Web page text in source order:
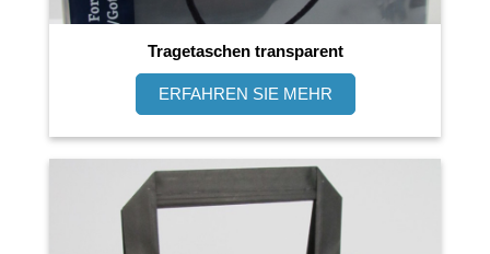
Tragetaschen transparent
ERFAHREN SIE MEHR